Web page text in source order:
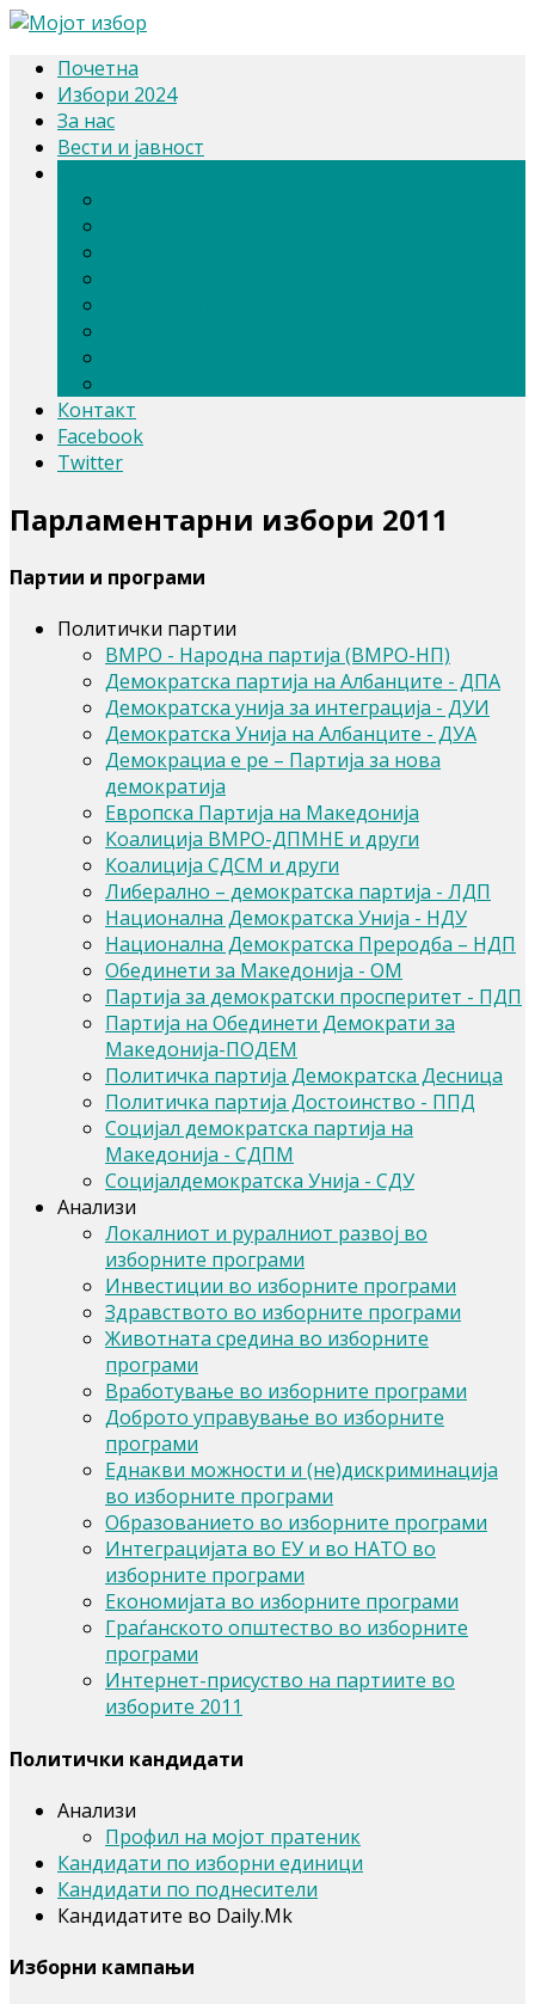
Почетна
Избори 2024
За нас
Вести и јавност
Контакт
Facebook
Twitter
Парламентарни избори 2011
Партии и програми
Политички партии
ВМРО - Народна партија (ВМРО-НП)
Демократска партија на Албанците - ДПА
Демократска унија за интеграција - ДУИ
Демократска Унија на Албанците - ДУА
Демокрациа е ре – Партија за нова
демократија
Европска Партија на Македонија
Коалиција ВМРО-ДПМНЕ и други
Коалиција СДСМ и други
Либерално – демократска партија - ЛДП
Национaлна Демократска Унија - НДУ
Национална Демократска Преродба – НДП
Обединети за Македонија - ОМ
Партија за демократски просперитет - ПДП
Партија на Обединети Демократи за
Македонија-ПОДЕМ
Политичка партија Демократска Десница
Политичка партија Достоинство - ППД
Социјал демократска партија на
Македонија - СДПМ
Социјалдемократска Унија - СДУ
Анализи
Локалниот и руралниот развој во
изборните програми
Инвестиции во изборните програми
Здравството во изборните програми
Животната средина во изборните
програми
Вработување во изборните програми
Доброто управување во изборните
програми
Еднакви можности и (не)дискриминација
во изборните програми
Образованието во изборните програми
Интеграцијата во ЕУ и во НАТО во
изборните програми
Економијата во изборните програми
Граѓанското општество во изборните
програми
Интернет-присуство на партиите во
изборите 2011
Политички кандидати
Анализи
Профил на мојот пратеник
Кандидати по изборни единици
Кандидати по поднесители
Кандидатите во Daily.Mk
Изборни кампањи